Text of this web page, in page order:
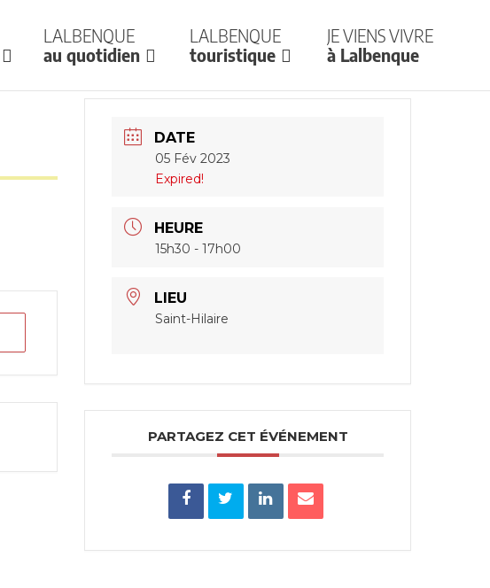
Lalbenque
au quotidien
Lalbenque
touristique
Je viens vivre
à Lalbenque
DATE
05 Fév 2023
Expired!
HEURE
15h30 - 17h00
LIEU
Saint-Hilaire
PARTAGEZ CET ÉVÉNEMENT